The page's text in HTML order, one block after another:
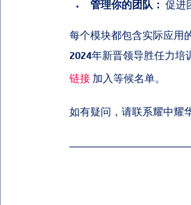
管理你的团队： 促进
每个模块都包含实际应用
2024年新晋领导胜任力培
链接 加入等候名单。
如有疑问，请联系耀中耀